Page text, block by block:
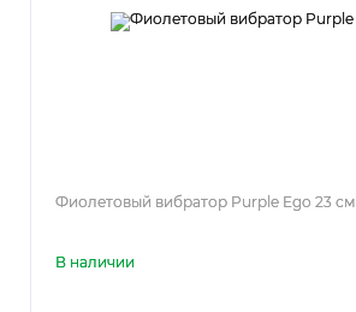
Фиолетовый вибратор Purple Ego 23 см
В наличии